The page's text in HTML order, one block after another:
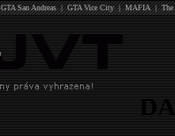
GTA San Andreas|GTA Vice City|MAFIA|